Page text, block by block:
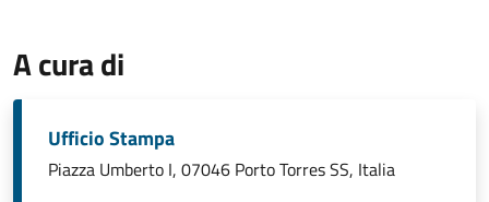
A cura di
Ufficio Stampa
Piazza Umberto I, 07046 Porto Torres SS, Italia